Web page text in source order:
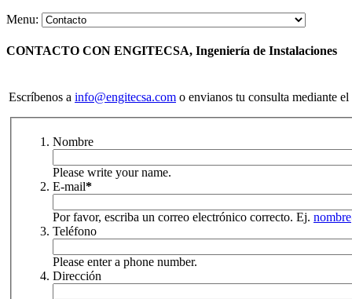
Menu:
CONTACTO CON ENGITECSA, Ingeniería de Instalaciones
Escríbenos a info@engitecsa.com o envianos tu consulta mediante
Nombre
Please write your name.
E-mail*
Por favor, escriba un correo electrónico correcto. Ej.
Teléfono
Please enter a phone number.
Dirección